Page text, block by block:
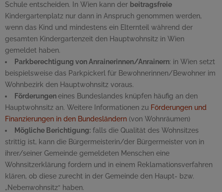
Schule entscheiden. In Wien kann der beitragsfreie
Kindergartenplatz nur dann in Anspruch genommen werden,
wenn das Kind und mindestens ein Elternteil während der
gesamten Kindergartenzeit den Hauptwohnsitz in Wien
gemeldet haben.
Parkberechtigung von Anrainerinnen/Anrainern: in Wien setzt
beispielsweise das Parkpickerl für Bewohnerinnen/Bewohner im
Wohnbezirk den Hauptwohnsitz voraus.
Förderungeneines Bundeslandes knüpfen häufig an den
Hauptwohnsitz an. Weitere Informationen zu Förderungen und
Finanzierungen in den Bundesländern (von Wohnräumen)
Mögliche Berichtigung: falls die Qualität des Wohnsitzes
strittig ist, kann die Bürgermeisterin/der Bürgermeister von in
ihrer/seiner Gemeinde gemeldeten Menschen eine
Wohnsitzerklärung fordern und in einem Reklamationsverfahren
klären, ob diese zurecht in der Gemeinde den Haupt- bzw.
„Nebenwohnsitz“ haben.